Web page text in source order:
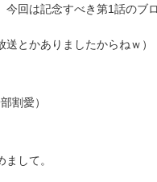
今回は記念すべき第1話のブ
送とかありましたからねｗ）
割愛）
して。